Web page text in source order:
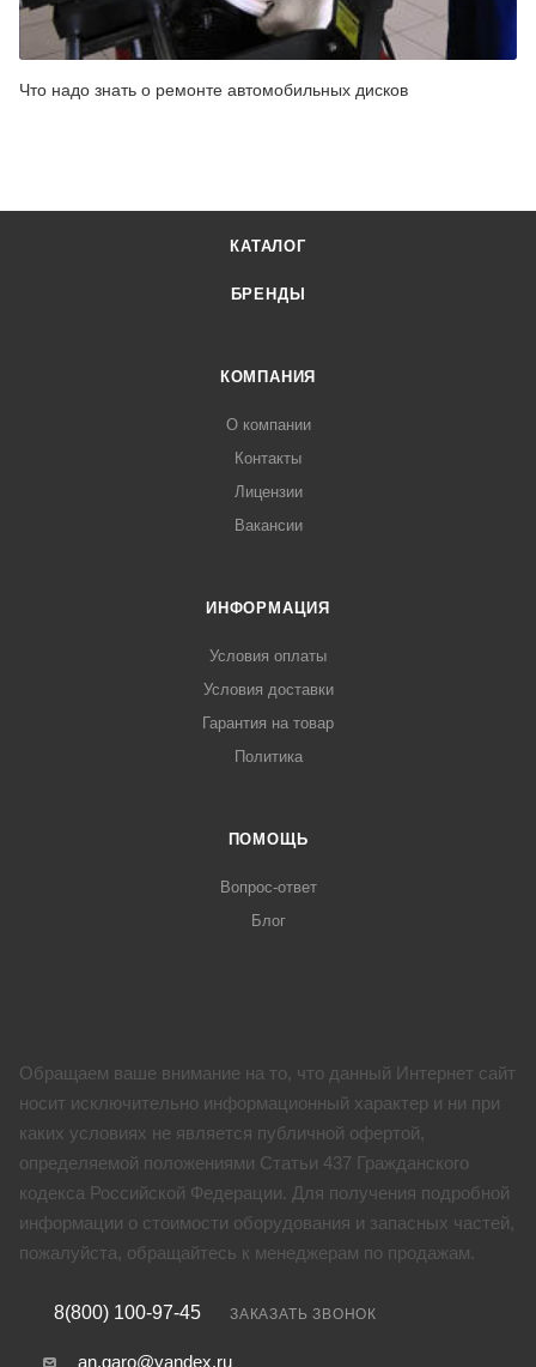
Что надо знать о ремонте автомобильных дисков
КАТАЛОГ
БРЕНДЫ
КОМПАНИЯ
О компании
Контакты
Лицензии
Вакансии
ИНФОРМАЦИЯ
Условия оплаты
Условия доставки
Гарантия на товар
Политика
ПОМОЩЬ
Вопрос-ответ
Блог
Обращаем ваше внимание на то, что данный Интернет сайт
носит исключительно информационный характер и ни при
каких условиях не является публичной офертой,
определяемой положениями Статьи 437 Гражданского
кодекса Российской Федерации. Для получения подробной
информации о стоимости оборудования и запасных частей,
пожалуйста, обращайтесь к менеджерам по продажам.
8(800) 100-97-45 ЗАКАЗАТЬ ЗВОНОК
an.garo@yandex.ru